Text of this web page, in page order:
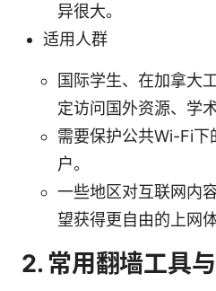
异很大。
适用人群
国际学生、在加拿大
定访问国外资源、学
需要保护公共Wi-Fi下
户。
一些地区对互联网内
望获得更自由的上网体
2. 常用翻墙工具